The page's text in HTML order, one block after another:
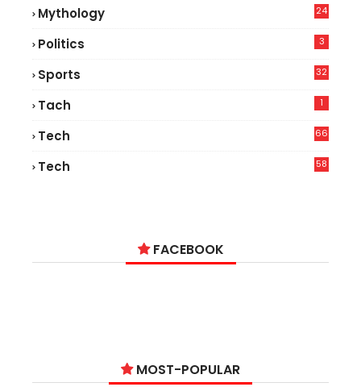
Mythology 24
Politics 3
Sports 32
Tach 1
Tech
66
Tech
58
FACEBOOK
MOST-POPULAR